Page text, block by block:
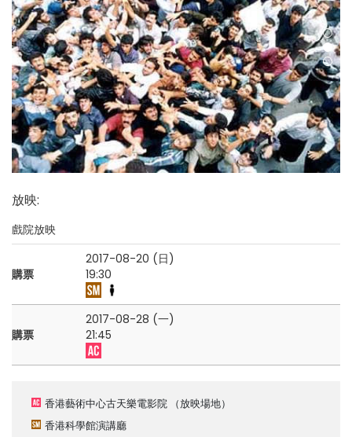
放映:
戲院放映
購票
2017-08-20 (日)
19:30
購票
2017-08-28 (一)
21:45
香港藝術中心古天樂電影院 （放映場地）
香港科學館演講廳